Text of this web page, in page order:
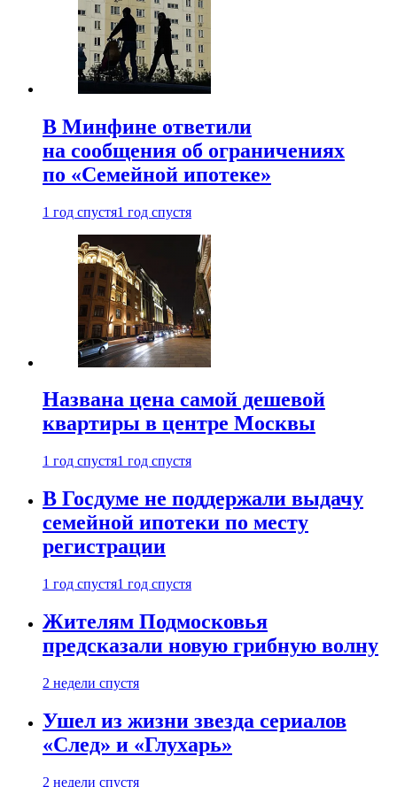
В Минфине ответили
на сообщения об ограничениях
по «Семейной ипотеке»
1 год спустя1 год спустя
Названа цена самой дешевой
квартиры в центре Москвы
1 год спустя1 год спустя
В Госдуме не поддержали выдачу
семейной ипотеки по месту
регистрации
1 год спустя1 год спустя
Жителям Подмосковья
предсказали новую грибную волну
2 недели спустя
Ушел из жизни звезда сериалов
«След» и «Глухарь»
2 недели спустя